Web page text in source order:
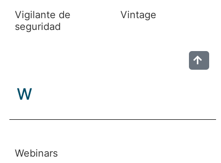
Vigilante de
seguridad
Vintage
W
Webinars